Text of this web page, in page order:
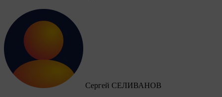
Сергей СЕЛИВАНОВ